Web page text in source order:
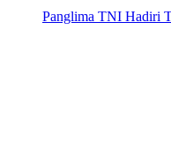
Panglima TNI Hadiri